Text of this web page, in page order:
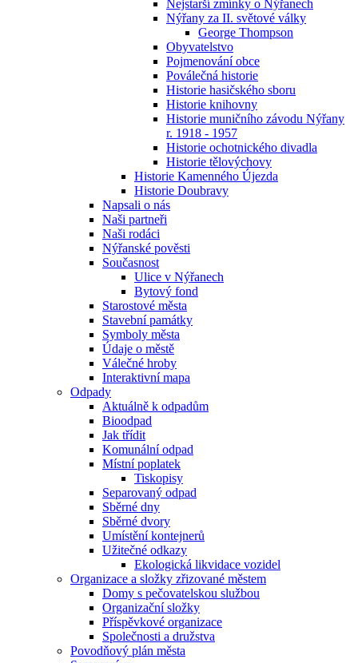
Nejstarší zmínky o Nýřanech
Nýřany za II. světové války
George Thompson
Obyvatelstvo
Pojmenování obce
Poválečná historie
Historie hasičského sboru
Historie knihovny
Historie muničního závodu Nýřany
r. 1918 - 1957
Historie ochotnického divadla
Historie tělovýchovy
Historie Kamenného Újezda
Historie Doubravy
Napsali o nás
Naši partneři
Naši rodáci
Nýřanské pověsti
Současnost
Ulice v Nýřanech
Bytový fond
Starostové města
Stavební památky
Symboly města
Údaje o městě
Válečné hroby
Interaktivní mapa
Odpady
Aktuálně k odpadům
Bioodpad
Jak třídit
Komunální odpad
Místní poplatek
Tiskopisy
Separovaný odpad
Sběrné dny
Sběrné dvory
Umístění kontejnerů
Užitečné odkazy
Ekologická likvidace vozidel
Organizace a složky zřizované městem
Domy s pečovatelskou službou
Organizační složky
Příspěvkové organizace
Společnosti a družstva
Povodňový plán města